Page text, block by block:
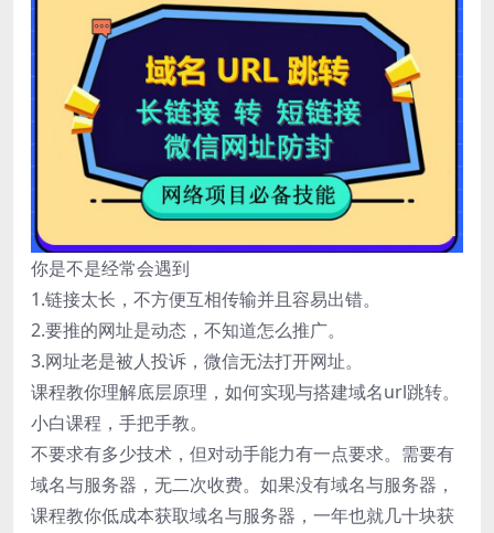
你是不是经常会遇到
1.链接太长，不方便互相传输并且容易出错。
2.要推的网址是动态，不知道怎么推广。
3.网址老是被人投诉，微信无法打开网址。
课程教你理解底层原理，如何实现与搭建域名url跳转。
小白课程，手把手教。
不要求有多少技术，但对动手能力有一点要求。需要有
域名与服务器，无二次收费。如果没有域名与服务器，
课程教你低成本获取域名与服务器，一年也就几十块获